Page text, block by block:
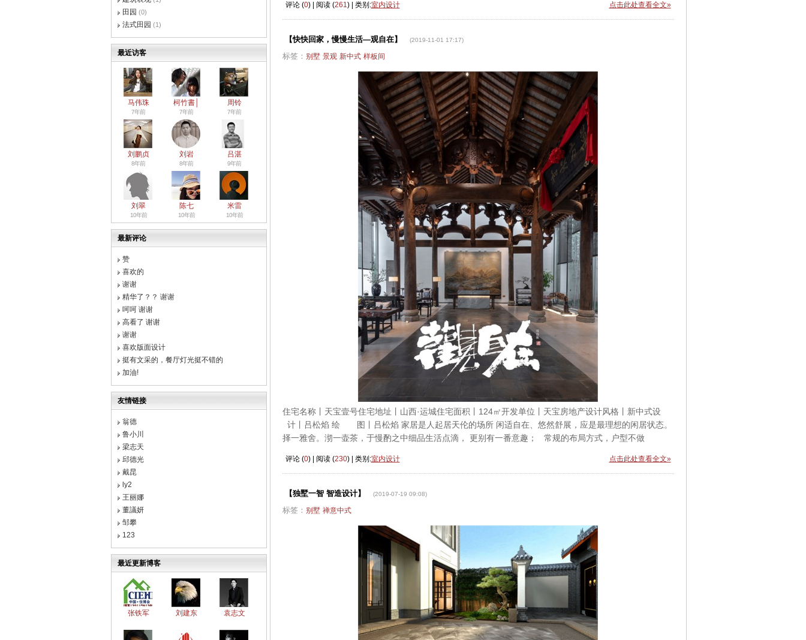
田园 (0)
法式田园 (1)
最近访客
马伟珠
7年前
柯竹書│
7年前
周铃
7年前
刘鹏贞
8年前
刘岩
8年前
吕湛
9年前
刘翠
10年前
陈七
10年前
米雷
10年前
最新评论
赞
喜欢的
谢谢
精华了？？ 谢谢
呵呵 谢谢
高看了 谢谢
谢谢
喜欢版面设计
挺有文采的，餐厅灯光挺不错的
加油!
友情链接
翁德
鲁小川
梁志天
邱德光
戴昆
ly2
王丽娜
董議妍
邹攀
123
最近更新博客
张铁军 刘建东 袁志文
点击此处查看全文»
评论 (0) | 阅读 (261) | 类别:室内设计
【快快回家，慢慢生活—观自在】 (2019-11-01 17:17)
标签： 别墅 景观 新中式 样板间
住宅名称丨天宝壹号住宅地址丨山西·运城住宅面积丨124㎡开发单位丨天宝房地产设计风格丨新中式设
计丨吕松焰 绘 图丨吕松焰 家居是人起居天伦的场所 闲适自在、悠然舒展，应是最理想的闲居状态。
择一雅舍。沏一壶茶，于慢酌之中细品生活点滴， 更别有一番意趣； 常规的布局方式，户型不做
点击此处查看全文»
评论 (0) | 阅读 (230) | 类别:室内设计
【独墅一智 智造设计】 (2019-07-19 09:08)
标签： 别墅 禅意中式